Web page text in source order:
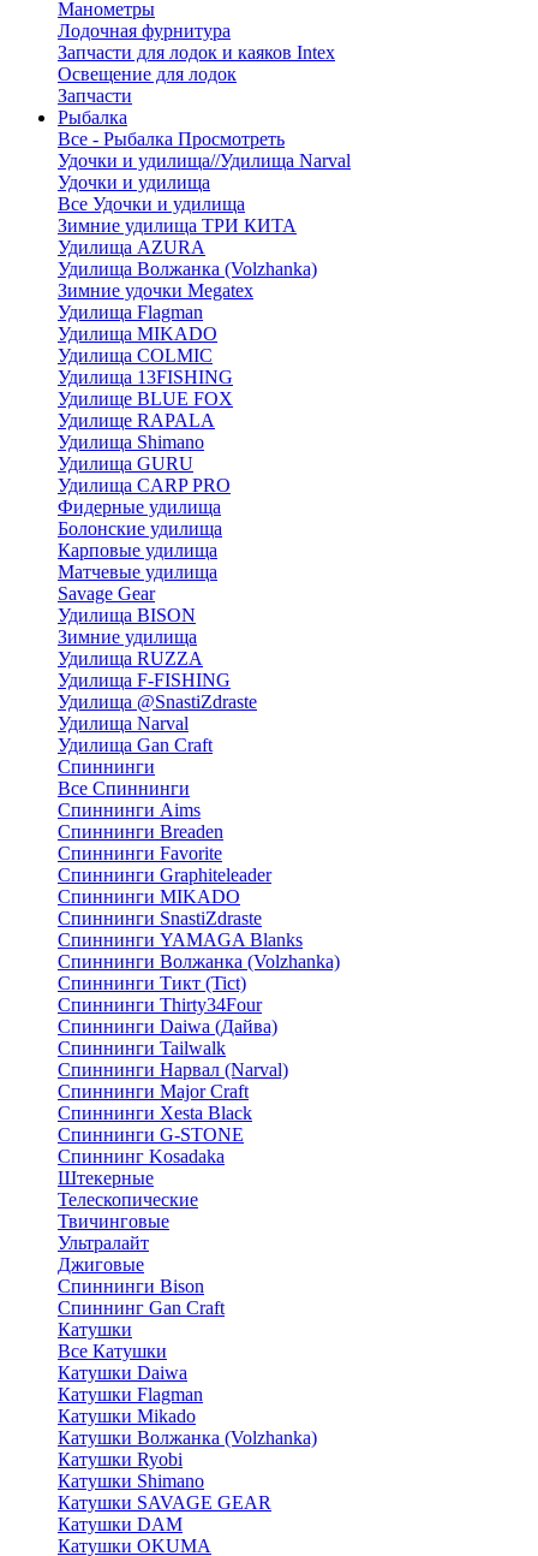
Манометры
Лодочная фурнитура
Запчасти для лодок и каяков Intex
Освещение для лодок
Запчасти
Рыбалка
Все - Рыбалка Просмотреть
Удочки и удилища//Удилища Narval
Удочки и удилища
Все Удочки и удилища
Зимние удилища ТРИ КИТА
Удилища AZURA
Удилища Волжанка (Volzhanka)
Зимние удочки Megatex
Удилища Flagman
Удилища MIKADO
Удилища COLMIC
Удилища 13FISHING
Удилище BLUE FOX
Удилище RAPALA
Удилища Shimano
Удилища GURU
Удилища CARP PRO
Фидерные удилища
Болонские удилища
Карповые удилища
Матчевые удилища
Savage Gear
Удилища BISON
Зимние удилища
Удилища RUZZA
Удилища F-FISHING
Удилища @SnastiZdraste
Удилища Narval
Удилища Gan Craft
Спиннинги
Все Спиннинги
Спиннинги Aims
Спиннинги Breaden
Спиннинги Favorite
Спиннинги Graphiteleader
Спиннинги MIKADO
Спиннинги SnastiZdraste
Спиннинги YAMAGA Blanks
Спиннинги Волжанка (Volzhanka)
Спиннинги Тикт (Tict)
Спиннинги Thirty34Four
Спиннинги Daiwa (Дайва)
Спиннинги Tailwalk
Спиннинги Нарвал (Narval)
Спиннинги Major Craft
Спиннинги Xesta Black
Спиннинги G-STONE
Спиннинг Kosadaka
Штекерные
Телескопические
Твичинговые
Ультралайт
Джиговые
Спиннинги Bison
Спиннинг Gan Craft
Катушки
Все Катушки
Катушки Daiwa
Катушки Flagman
Катушки Mikado
Катушки Волжанка (Volzhanka)
Катушки Ryobi
Катушки Shimano
Катушки SAVAGE GEAR
Катушки DAM
Катушки OKUMA